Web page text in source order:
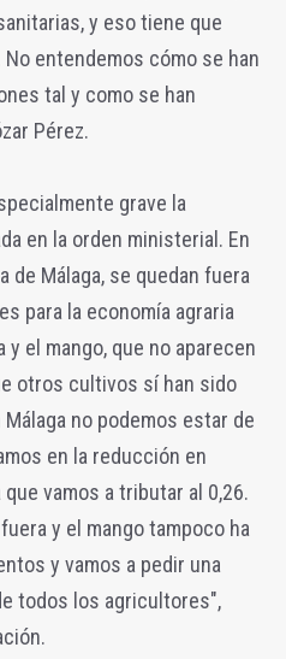
y eso tiene que
entendemos cómo se han
tal y como se han
Pérez.
grave la
en la orden ministerial. En
de Málaga, se quedan fuera
para la economía agraria
y el mango, que no aparecen
otros cultivos sí han sido
no podemos estar de
en la reducción en
vamos a tributar al 0,26.
y el mango tampoco ha
y vamos a pedir una
todos los agricultores",